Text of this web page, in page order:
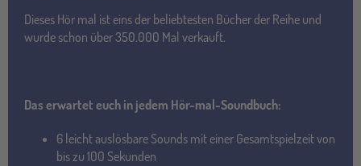
Dieses Hör mal ist eins der beliebtesten Bücher der Reihe und
wurde schon über 350.000 Mal verkauft.
Das erwartet euch in jedem Hör-mal-Soundbuch:
6 leicht auslösbare Sounds mit einer Gesamtspielzeit von
bis zu 100 Sekunden